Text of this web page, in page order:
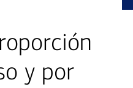
y por